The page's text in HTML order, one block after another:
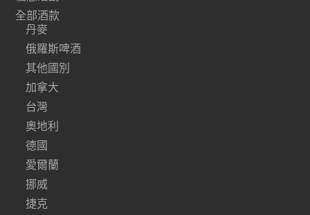
全部酒款
丹麥
俄羅斯啤酒
其他國別
加拿大
台灣
奧地利
德國
愛爾蘭
挪威
捷克